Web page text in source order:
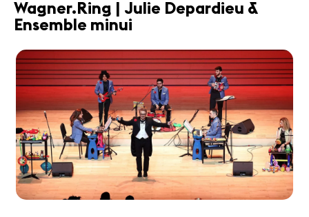
Wagner.Ring | Julie Depardieu &
Ensemble minui